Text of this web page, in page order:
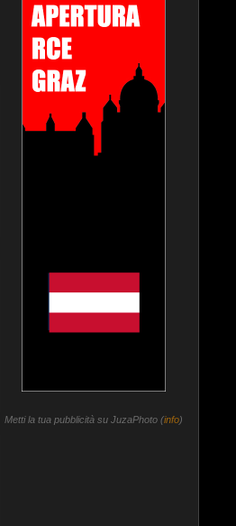
Metti la tua pubblicità su JuzaPhoto (info)